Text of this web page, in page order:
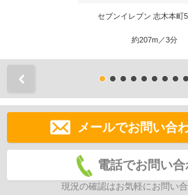
セブンイレブン 志木本町
約207m／3分
メールでお問い合
電話でお問い
現況の確認はお気軽にお問い合